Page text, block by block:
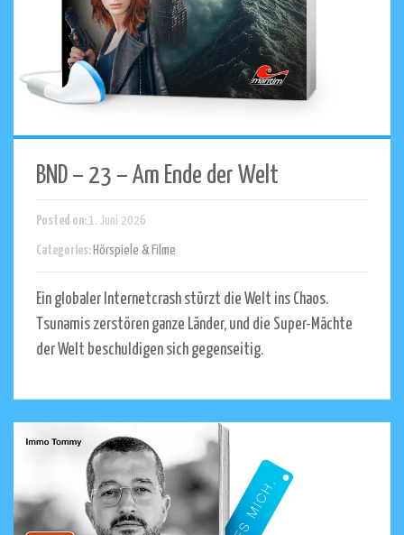
BND – 23 – Am Ende der Welt
Posted on:1. Juni 2026
Categories: Hörspiele & Filme
Ein globaler Internetcrash stürzt die Welt ins Chaos.
Tsunamis zerstören ganze Länder, und die Super-Mächte
der Welt beschuldigen sich gegenseitig.